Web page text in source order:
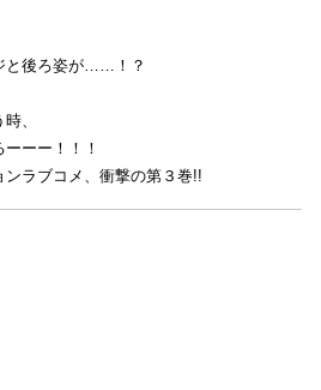
と後ろ姿が……！？
、
ーー！！！
ラブコメ、衝撃の第３巻!!